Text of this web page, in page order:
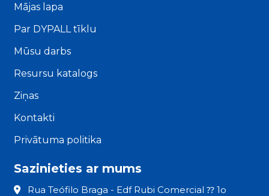
Mājas lapa
Par DYPALL tīklu
Mūsu darbs
Resursu katalogs
Ziņas
Kontakti
Privātuma politika
Sazinieties ar mums
Rua Teófilo Braga - Edf Rubi Comercial ⁇ 1o